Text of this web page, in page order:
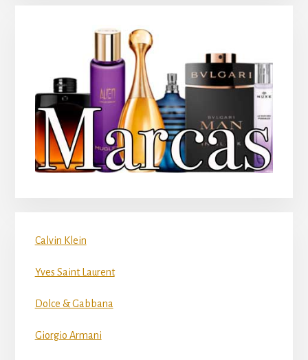
Calvin Klein
Yves Saint Laurent
Dolce & Gabbana
Giorgio Armani